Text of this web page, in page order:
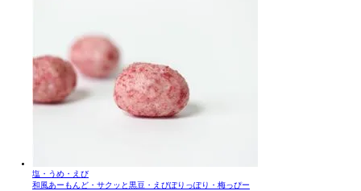
塩・うめ・えび
和風あーもんど・サクッと黒豆・えびぽりっぽり・梅っぴー